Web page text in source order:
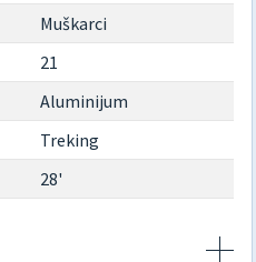
Muškarci
21
Aluminijum
Treking
28'